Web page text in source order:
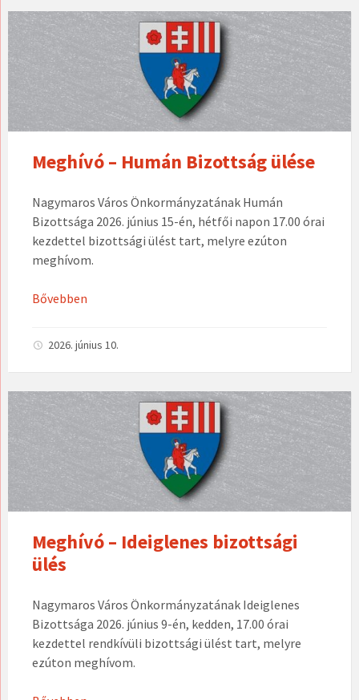
Meghívó – Humán Bizottság ülése
Nagymaros Város Önkormányzatának Humán
Bizottsága 2026. június 15-én, hétfői napon 17.00 órai
kezdettel bizottsági ülést tart, melyre ezúton
meghívom.
Bővebben
2026. június 10.
Meghívó – Ideiglenes bizottsági
ülés
Nagymaros Város Önkormányzatának Ideiglenes
Bizottsága 2026. június 9-én, kedden, 17.00 órai
kezdettel rendkívüli bizottsági ülést tart, melyre
ezúton meghívom.